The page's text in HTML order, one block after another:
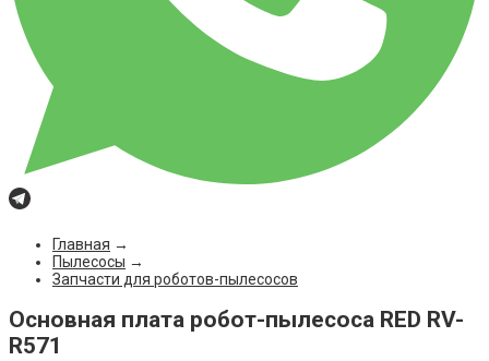
Главная →
Пылесосы →
Запчасти для роботов-пылесосов
Основная плата робот-пылесоса RED RV-
R571